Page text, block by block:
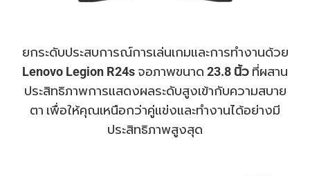
ยกระดับประสบการณ์การเล่นเกมและการทำงานด้วย
Lenovo Legion R24s จอภาพขนาด 23.8 นิ้ว ที่ผสาน
ประสิทธิภาพการแสดงผลระดับสูงเข้ากับความสบาย
ตา เพื่อให้คุณเหนือกว่าคู่แข่งและทำงานได้อย่างมี
ประสิทธิภาพสูงสุด